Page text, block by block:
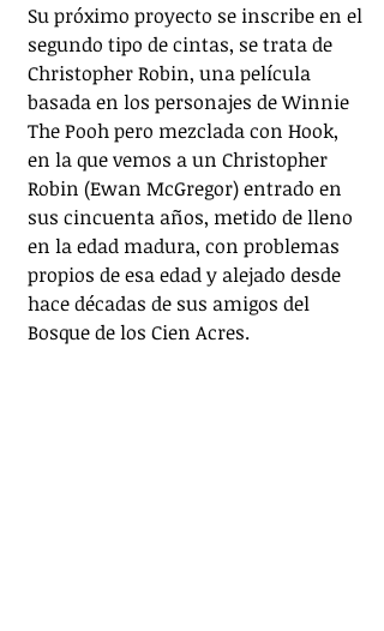
Su próximo proyecto se inscribe en el
segundo tipo de cintas, se trata de
Christopher Robin, una película
basada en los personajes de Winnie
The Pooh pero mezclada con Hook,
en la que vemos a un Christopher
Robin (Ewan McGregor) entrado en
sus cincuenta años, metido de lleno
en la edad madura, con problemas
propios de esa edad y alejado desde
hace décadas de sus amigos del
Bosque de los Cien Acres.